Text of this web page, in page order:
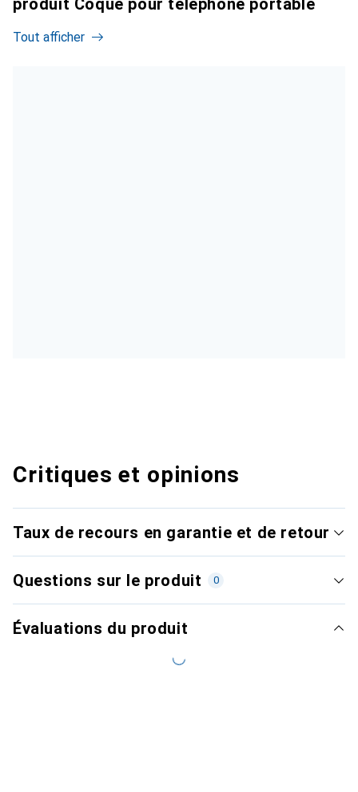
produit Coque pour téléphone portable
Tout afficher
Critiques et opinions
Taux de recours en garantie et de retour
Questions sur le produit 0
Évaluations du produit